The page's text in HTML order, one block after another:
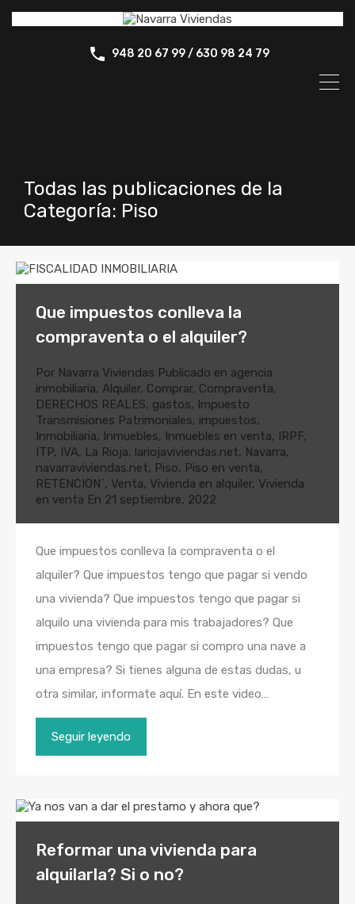
948 20 67 99 / 630 98 24 79
Todas las publicaciones de la
Categoría: Piso
Que impuestos conlleva la
compraventa o el alquiler?
Por Navarra Viviendas Publicado en agencia
inmobiliaria, Alquiler, Comprar, Compraventa,
DERECHOS REALES, gastos, Impuesto
Transmisiones Patrimoniales, impuestos,
Inmobiliaria, Inmuebles, Inmuebles en venta, IRPF,
ITP, IVA, La Rioja, lariojaviviendas.net, Navarra,
navarraviviendas.net, Piso, Piso en venta,
RETENCION´, Venta, Vivienda en alquiler, Vivienda
en venta En 21 septiembre, 2022
Que impuestos conlleva la compraventa o el
alquiler? Que impuestos tengo que pagar si vendo
una vivienda? Que impuestos tengo que pagar si
alquilo una vivienda para mis trabajadores? Que
impuestos tengo que pagar si compro una nave a
una empresa? Si tienes alguna de estas dudas, u
otra similar, informate aquí. En este video…
Seguir leyendo
Reformar una vivienda para
alquilarla? Si o no?